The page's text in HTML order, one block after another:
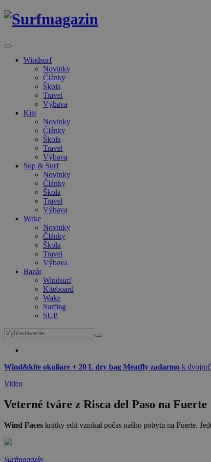
Windsurf
Novinky
Články
Škola
Travel
Výbava
Kite
Novinky
Články
Škola
Travel
Výbava
Sup & Surf
Novinky
Články
Škola
Travel
Výbava
Wake
Novinky
Články
Škola
Travel
Výbava
Bazár
Windsurf
Kiteboard
Wake
Surfing
SUP
Wind&kite okuliare + 20 L dry bag Meatfly zadarmo k
Video
Veterné tváre z Risca del Paso na Fuerte
Wind Faces krátky edit vznikal počas našho pobytu na Fuerte.
Surfmagazín